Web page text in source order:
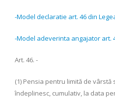
-Model declaratie art. 46 din
-Model adeverinta angajator art.
Art. 46. -
(1) Pensia pentru limită de
îndeplinesc, cumulativ, la data